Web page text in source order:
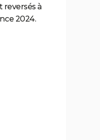
reversés à
2024.